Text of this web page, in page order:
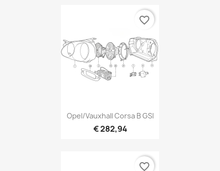
Opel/Vauxhall Corsa B GSI
€ 282,94
favorite_border
favorite_border